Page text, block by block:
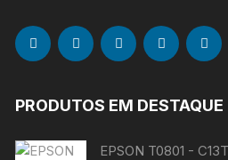
PRODUTOS EM DESTAQUE
EPSON T0801 -